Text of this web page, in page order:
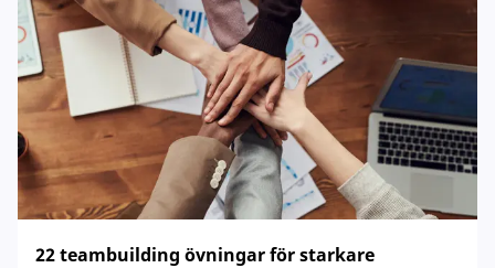
22 teambuilding övningar för starkare